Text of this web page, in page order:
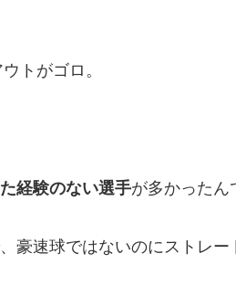
トがゴロ。
経験のない選手が多かったん
豪速球ではないのにストレー